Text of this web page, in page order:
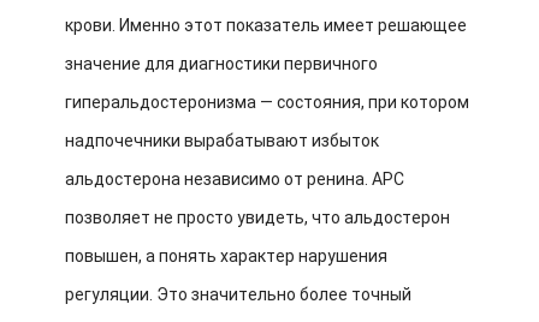
крови. Именно этот показатель имеет решающее
значение для диагностики первичного
гиперальдостеронизма — состояния, при котором
надпочечники вырабатывают избыток
альдостерона независимо от ренина. АРС
позволяет не просто увидеть, что альдостерон
повышен, а понять характер нарушения
регуляции. Это значительно более точный